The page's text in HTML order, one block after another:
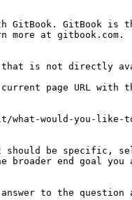
GitBook. GitBook is
at gitbook.com.
is not directly
current page URL
would-you-like-
be specific,
broader end goal
to the question